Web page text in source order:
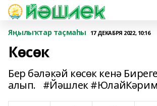
Яңылыҡтар таҫмаһы 17 ДЕКАБРЯ 2022, 10:16
Көсөк
Бер бәләкәй көсөк кенә
алып. #Йәшлек